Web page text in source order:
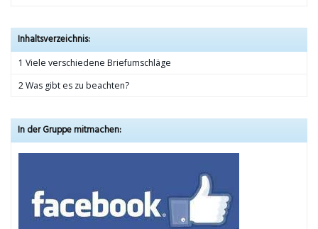
Inhaltsverzeichnis:
1 Viele verschiedene Briefumschläge
2 Was gibt es zu beachten?
In der Gruppe mitmachen: